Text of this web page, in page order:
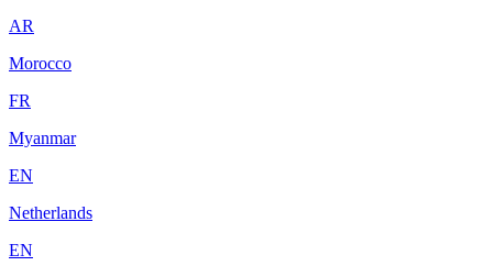
AR
Morocco
FR
Myanmar
EN
Netherlands
EN